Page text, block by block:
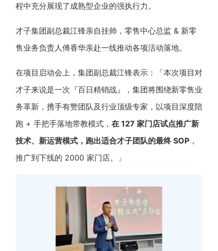
品牌消费观 行业报告
培训课程
私域课程 新零售内参
增长俱乐部
增长俱乐部 有赞商盟
认证代理商
设计服务商
程中充分展现了成熟型企业的强执行力。
才子集团副总裁江锋亲自挂帅，零售中心总监 & 新零
售业务负责人傅香华亲赴一线推动各项活动落地。
在项目启动会上，集团副总裁江锋表示：「本次项目对
才子来说是一次『百日精销战』，集团将围绕新零售业
务革新，携手有赞团队及行业顶级专家，以项目深度陪
跑 + 手把手落地带教模式， 在 127 家门店试点推广新
技术、新运营模式，跑出适合才子团队的最终 SOP ，
推广到下线的 2000 家门店。」